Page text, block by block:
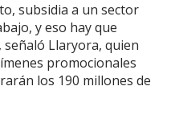
subsidia a un sector
y eso hay que
señaló Llaryora, quien
promocionales
los 190 millones de